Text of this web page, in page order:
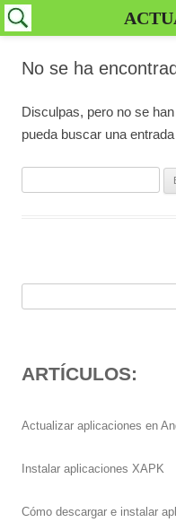
No se ha
Disculpas, pero no se
pueda buscar una
ARTÍCULOS:
Actualizar aplicaciones en
Instalar aplicaciones XAPK
Cómo descargar e instalar